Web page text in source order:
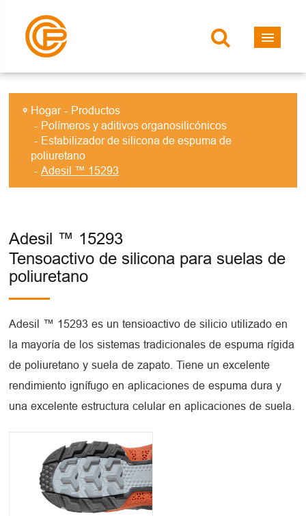
Hogar
Productos
Polímeros y aditivos organosilicónicos
Estabilizador de silicona de espuma de
poliuretano
Adesil ™ 15293
Adesil ™ 15293
Tensoactivo de silicona para suelas de
poliuretano
Adesil ™ 15293 es un tensioactivo de silicio utilizado en
la mayoría de los sistemas tradicionales de espuma rígida
de poliuretano y suela de zapato. Tiene un excelente
rendimiento ignífugo en aplicaciones de espuma dura y
una excelente estructura celular en aplicaciones de suela.